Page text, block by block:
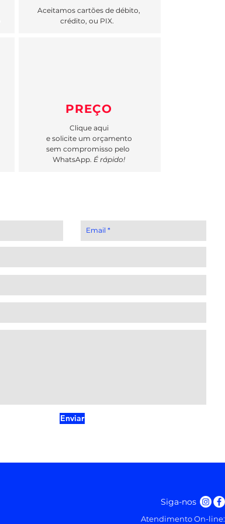
Aceitamos cartões de débito,
crédito, ou PIX.
PREÇO
Clique aqui
e solicite um orçamento
sem compromisso pelo
WhatsApp. É rápido!
Enviar
Siga-nos
Atendimento On-line: